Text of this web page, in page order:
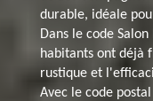
durable, idéale
Dans le code
habitants ont déjà
rustique et
Avec le code